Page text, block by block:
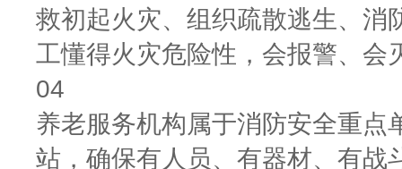
救初起火灾、组织疏散逃生、消
工懂得火灾危险性，会报警、会
04
养老服务机构属于消防安全重点
站，确保有人员、有器材、有战